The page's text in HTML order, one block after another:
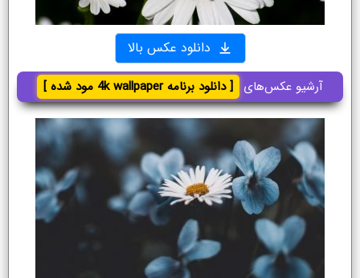
دانلود عکس بالا
آرشیو عکس‌های [ دانلود برنامه 4k wallpaper مود شده ]